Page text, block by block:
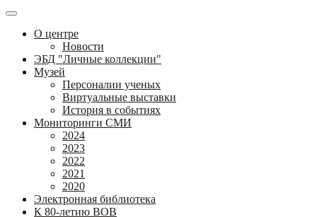
О центре
Новости
ЭБД "Личные коллекции"
Музей
Персоналии ученых
Виртуальные выставки
История в событиях
Мониторинги СМИ
2024
2023
2022
2021
2020
Электронная библиотека
К 80-летию ВОВ